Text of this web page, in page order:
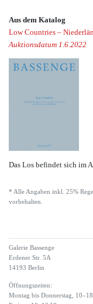
Aus dem Katalog
Low Countries –
Auktionsdatum 1.6.2022
Das Los befindet sich im
* Alle Angaben inkl. 25%
vorbehalten.
Galerie Bassenge
Erdener Str. 5A
14193 Berlin
Öffnungszeiten:
Montag bis Donnerstag,